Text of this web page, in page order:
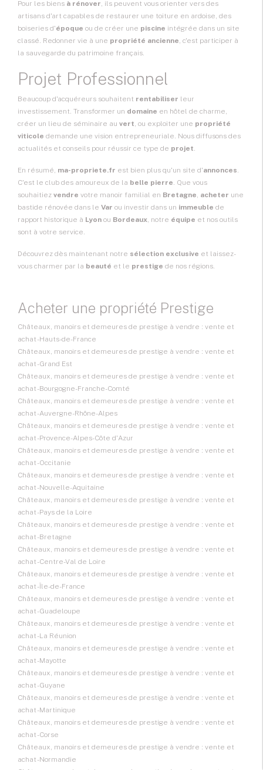
Pour les biens à rénover, ils peuvent vous orienter vers des
artisans d'art capables de restaurer une toiture en ardoise, des
boiseries d'époque ou de créer une piscine intégrée dans un site
classé. Redonner vie à une propriété ancienne, c'est participer à
la sauvegarde du patrimoine français.
Projet Professionnel
Beaucoup d'acquéreurs souhaitent rentabiliser leur
investissement. Transformer un domaine en hôtel de charme,
créer un lieu de séminaire au vert, ou exploiter une propriété
viticole demande une vision entrepreneuriale. Nous diffusons des
actualités et conseils pour réussir ce type de projet.
En résumé, ma-propriete.fr est bien plus qu'un site d'annonces.
C'est le club des amoureux de la belle pierre. Que vous
souhaitiez vendre votre manoir familial en Bretagne, acheter une
bastide rénovée dans le Var ou investir dans un immeuble de
rapport historique à Lyon ou Bordeaux, notre équipe et nos outils
sont à votre service.
Découvrez dès maintenant notre sélection exclusive et laissez-
vous charmer par la beauté et le prestige de nos régions.
Acheter une propriété Prestige
Châteaux, manoirs et demeures de prestige à vendre : vente et
achat - Hauts-de-France
Châteaux, manoirs et demeures de prestige à vendre : vente et
achat - Grand Est
Châteaux, manoirs et demeures de prestige à vendre : vente et
achat - Bourgogne-Franche-Comté
Châteaux, manoirs et demeures de prestige à vendre : vente et
achat - Auvergne-Rhône-Alpes
Châteaux, manoirs et demeures de prestige à vendre : vente et
achat - Provence-Alpes-Côte d'Azur
Châteaux, manoirs et demeures de prestige à vendre : vente et
achat - Occitanie
Châteaux, manoirs et demeures de prestige à vendre : vente et
achat - Nouvelle-Aquitaine
Châteaux, manoirs et demeures de prestige à vendre : vente et
achat - Pays de la Loire
Châteaux, manoirs et demeures de prestige à vendre : vente et
achat - Bretagne
Châteaux, manoirs et demeures de prestige à vendre : vente et
achat - Centre-Val de Loire
Châteaux, manoirs et demeures de prestige à vendre : vente et
achat - Île-de-France
Châteaux, manoirs et demeures de prestige à vendre : vente et
achat - Guadeloupe
Châteaux, manoirs et demeures de prestige à vendre : vente et
achat - La Réunion
Châteaux, manoirs et demeures de prestige à vendre : vente et
achat - Mayotte
Châteaux, manoirs et demeures de prestige à vendre : vente et
achat - Guyane
Châteaux, manoirs et demeures de prestige à vendre : vente et
achat - Martinique
Châteaux, manoirs et demeures de prestige à vendre : vente et
achat - Corse
Châteaux, manoirs et demeures de prestige à vendre : vente et
achat - Normandie